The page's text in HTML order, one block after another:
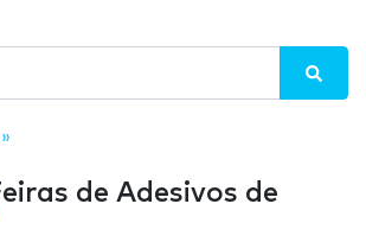
de Adesivos de